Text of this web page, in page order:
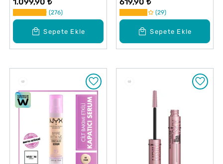
Sepete Ekle
Siyah
276
Sepete Ekle
133 gr
29